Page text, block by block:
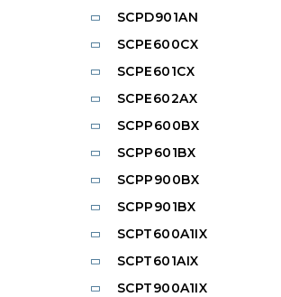
SCPD901AN
SCPE600CX
SCPE601CX
SCPE602AX
SCPP600BX
SCPP601BX
SCPP900BX
SCPP901BX
SCPT600A1IX
SCPT601AIX
SCPT900A1IX